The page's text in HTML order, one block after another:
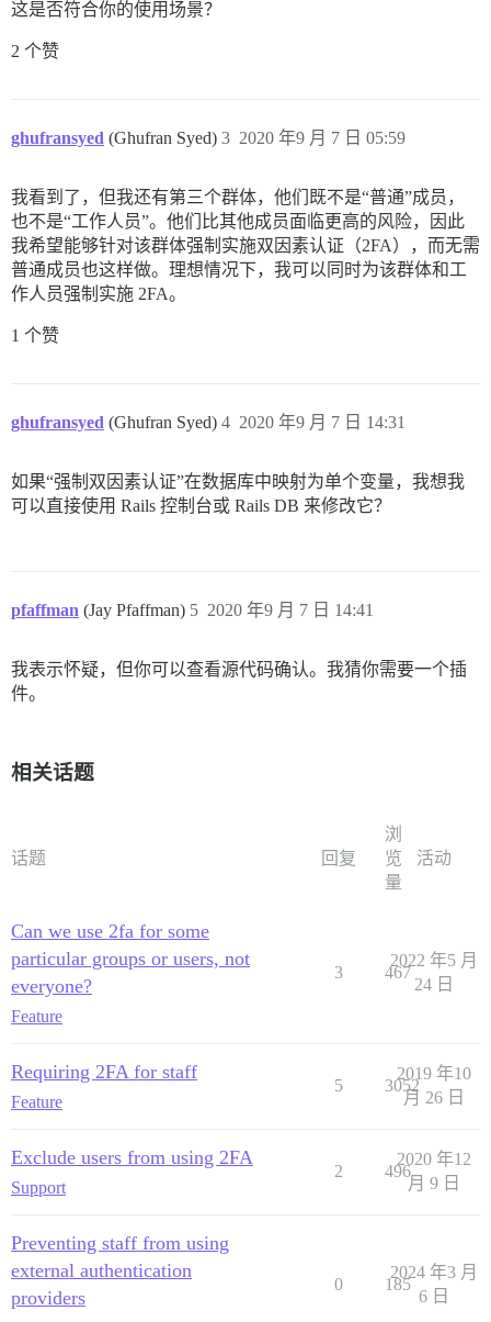
这是否符合你的使用场景？
2 个赞
ghufransyed (Ghufran Syed) 2020 年9 月 7 日 05:59
3
我看到了，但我还有第三个群体，他们既不是“普通”成员，
也不是“工作人员”。他们比其他成员面临更高的风险，因此
我希望能够针对该群体强制实施双因素认证（2FA），而无需
普通成员也这样做。理想情况下，我可以同时为该群体和工
作人员强制实施 2FA。
1 个赞
ghufransyed (Ghufran Syed) 2020 年9 月 7 日 14:31
4
如果“强制双因素认证”在数据库中映射为单个变量，我想我
可以直接使用 Rails 控制台或 Rails DB 来修改它？
pfaffman (Jay Pfaffman) 2020 年9 月 7 日 14:41
5
我表示怀疑，但你可以查看源代码确认。我猜你需要一个插
件。
相关话题
话题 回复
浏
览
量
活动
Can we use 2fa for some
particular groups or users, not
everyone?
Feature
3 467
2022 年5 月
24 日
Requiring 2FA for staff
Feature
5 3052
2019 年10
月 26 日
Exclude users from using 2FA
Support
2 496
2020 年12
月 9 日
Preventing staff from using
external authentication
providers
0 185
2024 年3 月
6 日